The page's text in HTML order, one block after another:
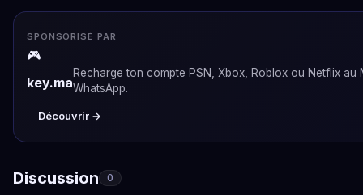
SPONSORISÉ PAR
🎮
key.ma
Recharge ton compte PSN, Xbox, Roblox ou Netflix
WhatsApp.
Découvrir →
Discussion 0